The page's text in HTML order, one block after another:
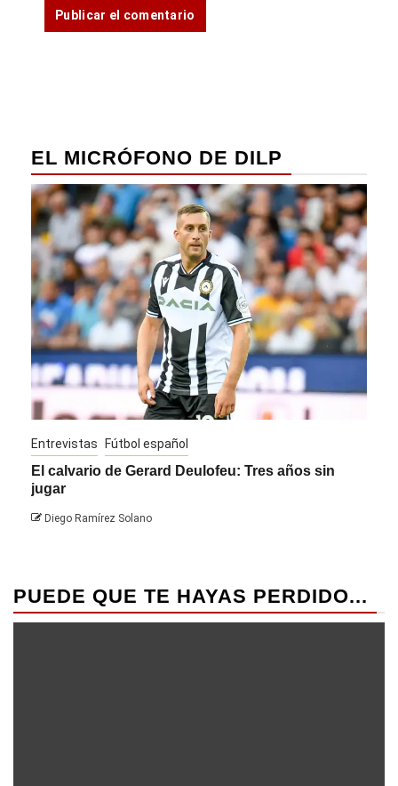
EL MICRÓFONO DE DILP
Entrevistas Fútbol español
El calvario de Gerard Deulofeu: Tres años sin
jugar
Diego Ramírez Solano
PUEDE QUE TE HAYAS PERDIDO...